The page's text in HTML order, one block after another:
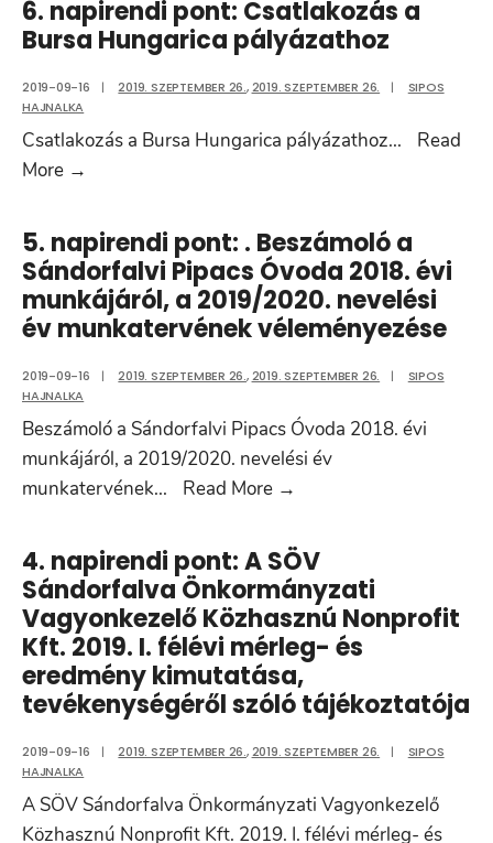
A
Sándorfalva,
külterület
hrsz
10/24
tulajdoni
hányadának
értékesítés
6. napirendi pont: Csatlakozás a
Bursa Hungarica pályázathoz
2019-09-16 | 2019. SZEPTEMBER 26.,2019. SZEPTEMBER 26. |
SIPOS
HAJNALKA
Csatlakozás a Bursa Hungarica pályázathoz...
Read
More →
pont:
Csatlakozás
a
Bursa
pályázathoz
5. napirendi pont: . Beszámoló a
Sándorfalvi Pipacs Óvoda 2018. évi
munkájáról, a 2019/2020. nevelési
év munkatervének véleményezése
2019-09-16 | 2019. SZEPTEMBER 26.,2019. SZEPTEMBER 26. |
SIPOS
HAJNALKA
Beszámoló a Sándorfalvi Pipacs Óvoda 2018. évi
munkájáról, a 2019/2020. nevelési év
munkatervének... Read More →
pont:
.
Beszámoló
a
Sándorfalvi
Pipacs
Óvoda
2018.
munkájáról,
4. napirendi pont: A SÖV
Sándorfalva Önkormányzati
Vagyonkezelő Közhasznú Nonprofit
Kft. 2019. I. félévi mérleg- és
eredmény kimutatása,
tevékenységéről szóló tájékoztatója
2019-09-16 | 2019. SZEPTEMBER 26.,2019. SZEPTEMBER 26. |
SIPOS
HAJNALKA
A SÖV Sándorfalva Önkormányzati Vagyonkezelő
Közhasznú Nonprofit Kft. 2019. I. félévi mérleg- és